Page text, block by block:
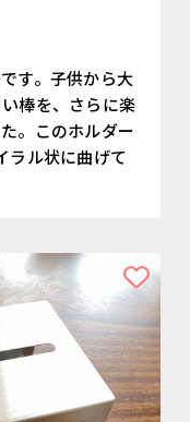
す。子供から大
棒を、さらに楽
。このホルダー
ラル状に曲げて